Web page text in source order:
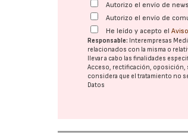
Autorizo el envío de
Autorizo el envío de
He leído y acepto el
Responsable: Interempresas
relacionados con la misma o
llevar a cabo las finalidades
Acceso, rectificación, oposición,
considera que el tratamiento no
Datos